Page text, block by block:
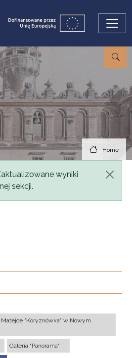
Home
wyniki
sekcji.
"Koryznówka" w Nowym
Galeria "Panorama"